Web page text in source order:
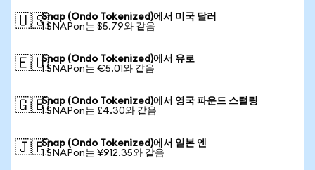
🇺🇸Snap (Ondo Tokenized)에서 미국 달러
1 SNAPon는 $5.79와 같음
🇪🇺Snap (Ondo Tokenized)에서 유로
1 SNAPon는 €5.01와 같음
🇬🇧Snap (Ondo Tokenized)에서 영국 파운드 스털링
1 SNAPon는 £4.30와 같음
🇯🇵Snap (Ondo Tokenized)에서 일본 엔
1 SNAPon는 ¥912.35와 같음